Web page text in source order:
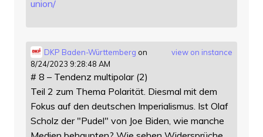
union/
view on instance
DKP Baden-Württemberg on
8/24/2023 9:28:48 AM
# 8 – Tendenz multipolar (2)
Teil 2 zum Thema Polarität. Diesmal mit dem
Fokus auf den deutschen Imperialismus. Ist Olaf
Scholz der "Pudel" von Joe Biden, wie manche